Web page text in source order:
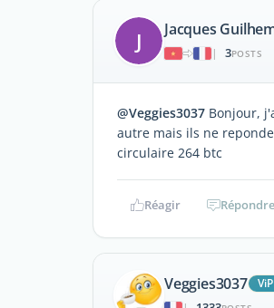
J Jacques
|
3POSTS
@Veggies3037 Bonjour,
autre mais ils ne
circulaire 264 btc
Réagir Répondre
Veggies3037
ViP